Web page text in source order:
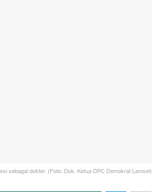
sebagai dokter. (Foto: Dok. Ketua DPC Demokrat Lamsel)